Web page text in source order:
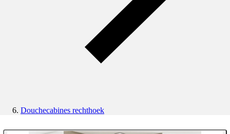
Douchecabines rechthoek